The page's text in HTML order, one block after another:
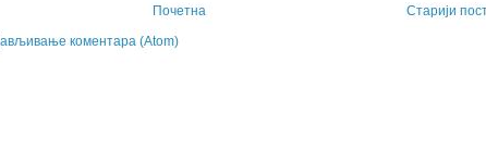
Старији
Почетна
коментара (Atom)